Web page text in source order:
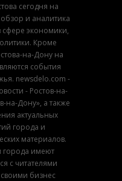
сегодня на
и аналитика
экономики,
Кроме
на-Дону на
события
newsdelo.com -
- Ростов-на-
на-Дону», а также
актуальных
города и
материалов.
города имеют
с читателями
бизнес